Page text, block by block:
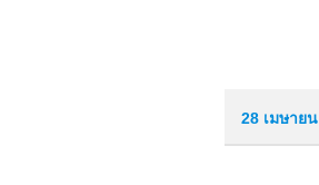
28 เมษายน